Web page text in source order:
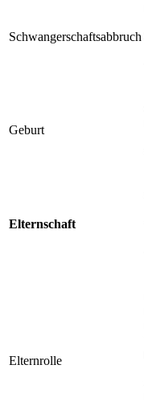
Schwangerschaftsabbruch
Geburt
Elternschaft
Elternrolle